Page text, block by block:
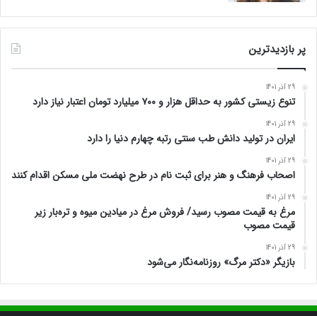
پر بازدیدترین
29 آذر 1401
تنوع زیستی کشور به حداقل هزار و ۷۰۰ میلیارد تومان اعتبار نیاز دارد
29 آذر 1401
ایران در تولید دانش طب سنتی رتبه چهارم دنیا را دارد
29 آذر 1401
اصحاب فرهنگ و هنر برای ثبت نام در طرح نهضت ملی مسکن اقدام کنند
29 آذر 1401
مرغ به قیمت مصوب رسید/ فروش مرغ در میادین میوه و تره‌بار زیر
قیمت مصوب
29 آذر 1401
بازیگر «دکتر مرگ» روزنامه‌نگار می‌شود